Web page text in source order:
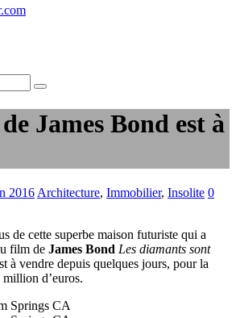
James Bond est à
2016 Architecture, Immobilier, Insolite 0
de cette superbe maison futuriste qui a
film de James Bond Les diamants sont
à vendre depuis quelques jours, pour la
d’euros.